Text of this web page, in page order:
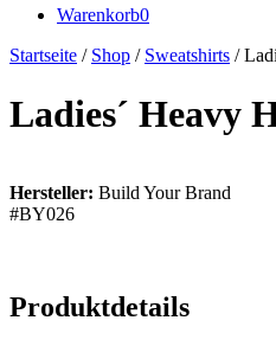
Warenkorb0
Startseite / Shop / Sweatshirts /
Ladies´ Heavy
Hersteller: Build Your Brand
#BY026
Produktdetails